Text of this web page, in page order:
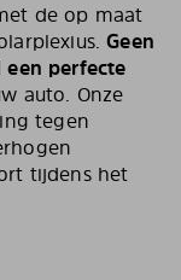
de op maat
Geen
perfecte
auto. Onze
tegen
tijdens het